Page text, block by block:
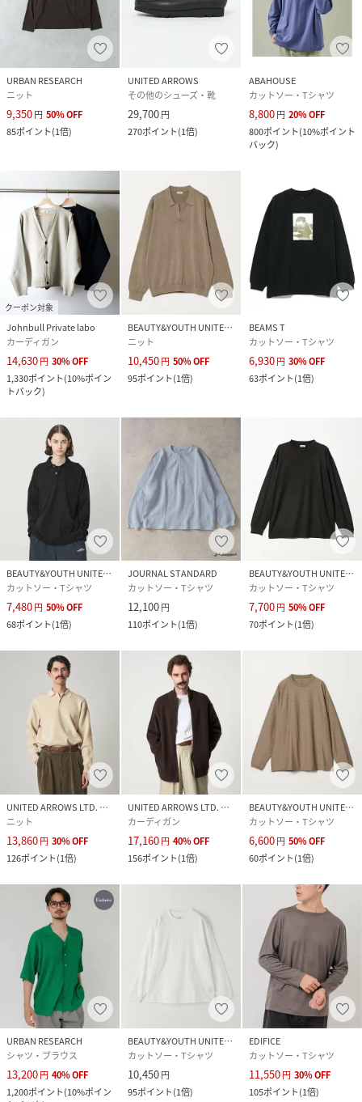
URBAN RESEARCH
ニット
9,350円 50%OFF
85ポイント(1倍)
UNITED ARROWS
その他のシューズ・靴
29,700円
270ポイント(1倍)
ABAHOUSE
カットソー・Tシャツ
8,800円 20%OFF
800ポイント(10%ポイント
バック)
クーポン対象
Johnbull Private labo
カーディガン
14,630円 30%OFF
1,330ポイント(10%ポイン
トバック)
BEAUTY&YOUTH UNITED ARROWS
ニット
10,450円 50%OFF
95ポイント(1倍)
BEAMS T
カットソー・Tシャツ
6,930円 30%OFF
63ポイント(1倍)
BEAUTY&YOUTH UNITED ARROWS
カットソー・Tシャツ
7,480円 50%OFF
68ポイント(1倍)
JOURNAL STANDARD
カットソー・Tシャツ
12,100円
110ポイント(1倍)
BEAUTY&YOUTH UNITED ARROWS
カットソー・Tシャツ
7,700円 50%OFF
70ポイント(1倍)
UNITED ARROWS LTD. OUTLET
ニット
13,860円 30%OFF
126ポイント(1倍)
UNITED ARROWS LTD. OUTLET
カーディガン
17,160円 40%OFF
156ポイント(1倍)
BEAUTY&YOUTH UNITED ARROWS
カットソー・Tシャツ
6,600円 50%OFF
60ポイント(1倍)
URBAN RESEARCH
シャツ・ブラウス
13,200円 40%OFF
1,200ポイント(10%ポイン
BEAUTY&YOUTH UNITED ARROWS
カットソー・Tシャツ
10,450円
95ポイント(1倍)
EDIFICE
カットソー・Tシャツ
11,550円 30%OFF
105ポイント(1倍)